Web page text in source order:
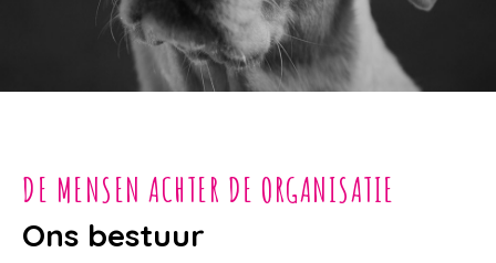
DE MENSEN ACHTER DE ORGANISATIE
Ons bestuur